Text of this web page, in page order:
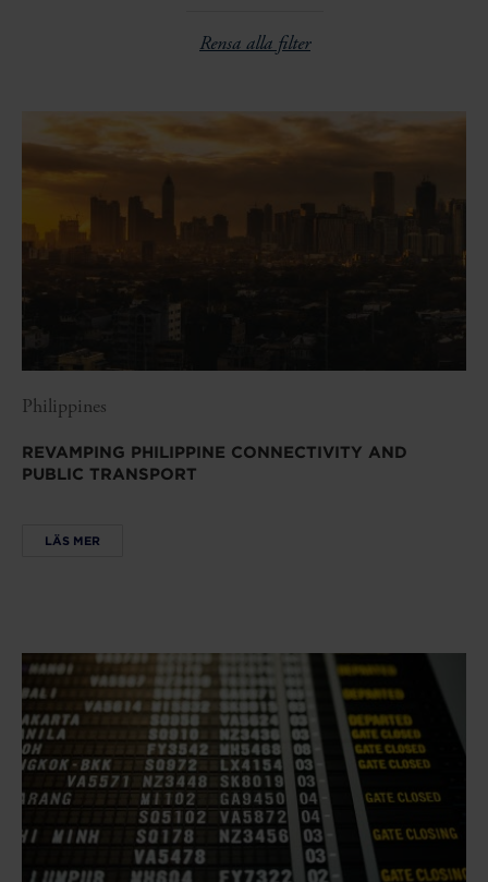
Rensa alla filter
Philippines
REVAMPING PHILIPPINE CONNECTIVITY AND
PUBLIC TRANSPORT
LÄS MER